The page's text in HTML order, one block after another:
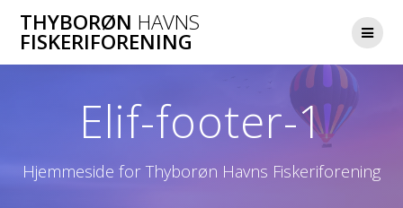
THYBORØN HAVNS
FISKERIFORENING
Elif-footer-1
Hjemmeside for Thyborøn Havns Fiskeriforening